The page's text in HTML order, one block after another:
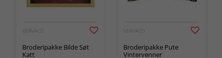
VERVACO
Broderipakke Bilde Søt
Katt
VERVACO
Broderipakke Pute
Vintervenner